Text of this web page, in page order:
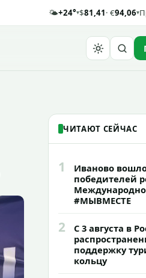
🌤️+24°▾$81,41· €94,06▾
ЧИТАЮТ СЕЙЧАС
1
Иваново
победителей
#МЫВМЕСТЕ
2
С 3 августа в
поддержку
кольцу